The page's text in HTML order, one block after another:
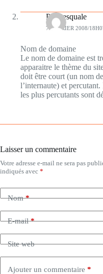
Plumesquale
7 FÉVRIER 2008/
Nom de domaine
Le nom de domaine est
apparaitre le thème du
doit être court (un nom
l’internaute) et
les plus percutants sont
Laisser un commentaire
Votre adresse e-mail ne sera pas
indiqués avec *
Nom*
E-mail*
Site web
Ajouter un commentaire *